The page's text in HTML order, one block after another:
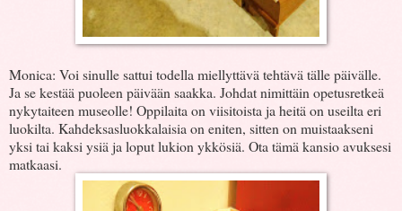
Monica: Voi sinulle sattui todella miellyttävä tehtävä tälle päivälle.
Ja se kestää puoleen päivään saakka. Johdat nimittäin opetusretkeä
nykytaiteen museolle! Oppilaita on viisitoista ja heitä on useilta eri
luokilta. Kahdeksasluokkalaisia on eniten, sitten on muistaakseni
yksi tai kaksi ysiä ja loput lukion ykkösiä. Ota tämä kansio avuksesi
matkaasi.